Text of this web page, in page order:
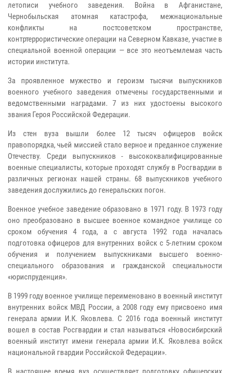
летописи учебного заведения. Война в Афганистане,
Чернобыльская атомная катастрофа, межнациональные
конфликты на постсоветском пространстве,
контртеррористические операции на Северном Кавказе, участие в
специальной военной операции — все это неотъемлемая часть
истории института.
За проявленное мужество и героизм тысячи выпускников
военного учебного заведения отмечены государственными и
ведомственными наградами. 7 из них удостоены высокого
звания Героя Российской Федерации.
Из стен вуза вышли более 12 тысяч офицеров войск
правопорядка, чьей миссией стало верное и преданное служение
Отечеству. Среди выпускников - высококвалифицированные
военные специалисты, которые проходят службу в Росгвардии в
различных регионах нашей страны. 68 выпускников учебного
заведения дослужились до генеральских погон.
Военное учебное заведение образовано в 1971 году. В 1973 году
оно преобразовано в высшее военное командное училище со
сроком обучения 4 года, а с августа 1992 года началась
подготовка офицеров для внутренних войск с 5-летним сроком
обучения и получением выпускниками высшего военно-
специального образования и гражданской специальности
«юриспруденция».
В 1999 году военное училище переименовано в военный институт
внутренних войск МВД России, а 2008 году ему присвоено имя
генерала армии И.К. Яковлева. С 2016 года военный институт
вошел в состав Росгвардии и стал называться «Новосибирский
военный институт имени генерала армии И.К. Яковлева войск
национальной гвардии Российской Федерации».